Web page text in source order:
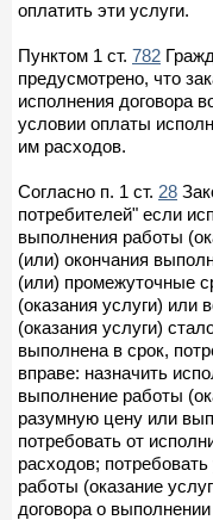
оплатить эти услуги.
Пунктом 1 ст. 782
предусмотрено, что
исполнения договора
условии оплаты
им расходов.
Согласно п. 1 ст. 28
потребителей" если
выполнения работы
(или) окончания
(или) промежуточные
(оказания услуги) или
(оказания услуги)
выполнена в срок,
вправе: назначить
выполнение работы
разумную цену или
потребовать от
расходов;
работы (оказание
договора о